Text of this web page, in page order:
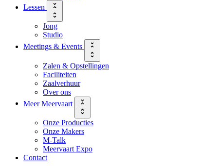
Lessen
Jong
Studio
Meetings & Events
Zalen & Opstellingen
Faciliteiten
Zaalverhuur
Over ons
Meer Meervaart
Onze Producties
Onze Makers
M-Talk
Meervaart Expo
Contact